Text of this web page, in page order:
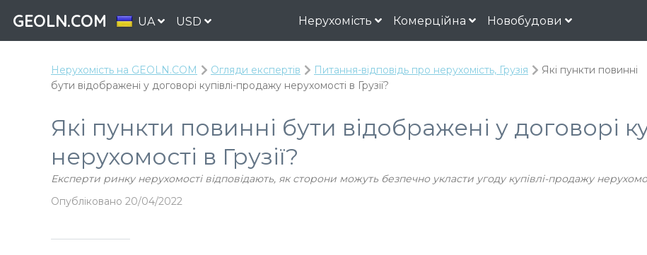
GEOLN.COM UA USD Нерухомість Комерційна Новобудови
Нерухомість на GEOLN.COM Огляди експертів Питання-відповідь про нерухомість, Грузія
Які пункти повинні
бути відображені у договорі купівлі-продажу нерухомості в Грузії?
Які пункти повинні бути відображені у договорі
нерухомості в Грузії?
Експерти ринку нерухомості відповідають, як сторони можуть безпечно укласти угоду купівлі-продажу
Опубліковано 20/04/2022